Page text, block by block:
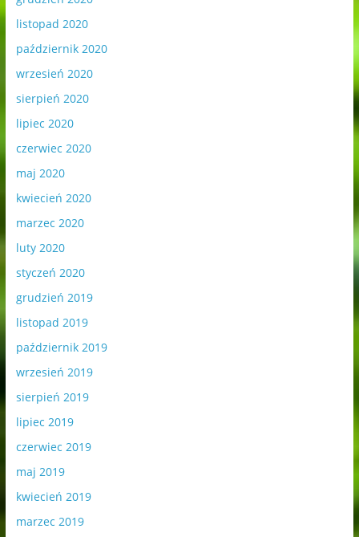
listopad 2020
październik 2020
wrzesień 2020
sierpień 2020
lipiec 2020
czerwiec 2020
maj 2020
kwiecień 2020
marzec 2020
luty 2020
styczeń 2020
grudzień 2019
listopad 2019
październik 2019
wrzesień 2019
sierpień 2019
lipiec 2019
czerwiec 2019
maj 2019
kwiecień 2019
marzec 2019